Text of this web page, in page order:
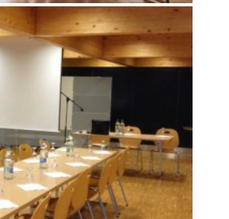
site Web, en
fonction de la
façon dont le
site Web est
utilisé.
Expérience
Afin que notre
site Web
fonctionne
aussi bien que
possible lors
de votre visite.